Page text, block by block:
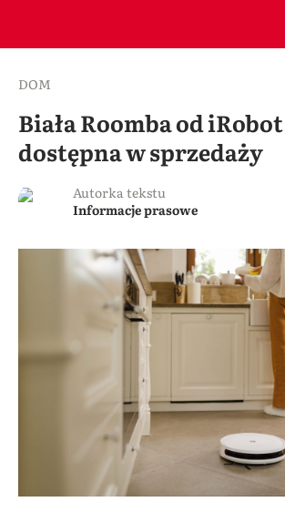
DOM
Biała Roomba od
dostępna w sprzedaży
Autorka tekstu
Informacje prasowe